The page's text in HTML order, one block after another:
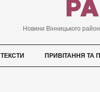
Новини Вінницького
ТЕКСТИ ПРИВІТАННЯ ТА